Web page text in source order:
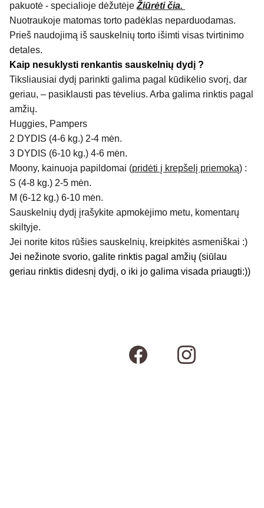
pakuotė - specialioje dėžutėje Žiūrėti čia.
Nuotraukoje matomas torto padėklas neparduodamas.
Prieš naudojimą iš sauskelnių torto išimti visas tvirtinimo
detales.
Kaip nesuklysti renkantis sauskelnių dydį ?
Tiksliausiai dydį parinkti galima pagal kūdikėlio svorį, dar
geriau, – pasiklausti pas tėvelius. Arba galima rinktis pagal
amžių.
Huggies, Pampers
2 DYDIS (4-6 kg.) 2-4 mėn.
3 DYDIS (6-10 kg.) 4-6 mėn.
Moony, kainuoja papildomai (pridėti į krepšelį priemoką) :
S (4-8 kg.) 2-5 mėn.
M (6-12 kg.) 6-10 mėn.
Sauskelnių dydį įrašykite apmokėjimo metu, komentarų
skiltyje.
Jei norite kitos rūšies sauskelnių, kreipkitės asmeniškai :)
Jei nežinote svorio, galite rinktis pagal amžių (siūlau
geriau rinktis didesnį dydį, o iki jo galima visada priaugti:))